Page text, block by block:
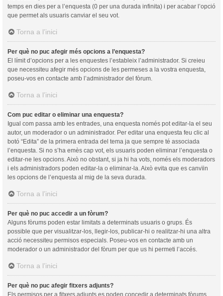
temps en dies per a l’enquesta (0 per una durada infinita) i per acabar l’opció
que permet als usuaris canviar el seu vot.
Torna a l’inici
Per què no puc afegir més opcions a l’enquesta?
El límit d’opcions per a les enquestes l’estableix l’administrador. Si creieu
que necessiteu afegir més opcions de les permeses a la vostra enquesta,
poseu-vos en contacte amb l’administrador del fòrum.
Torna a l’inici
Com puc editar o eliminar una enquesta?
Igual com passa amb les entrades, una enquesta només pot editar-la el seu
autor, un moderador o un administrador. Per editar una enquesta feu clic al
botó “Edita” de la primera entrada del tema ja que sempre té associada
l’enquesta. Si no s’ha emès cap vot, els usuaris poden eliminar l’enquesta o
editar-ne les opcions. Això no obstant, si ja hi ha vots, només els moderadors
i els administradors poden editar-la o eliminar-la. Això evita que es canvïin
les opcions de l’enquesta al mig de la seva durada.
Torna a l’inici
Per què no puc accedir a un fòrum?
Alguns fòrums poden estar limitats a determinats usuaris o grups. És
possible que per visualitzar-los, llegir-los, publicar-hi o realitzar-hi una altra
acció necessiteu permisos especials. Poseu-vos en contacte amb un
moderador o un administrador del fòrum per que us hi permeti l’accés.
Torna a l’inici
Per què no puc afegir fitxers adjunts?
Els permisos per a fitxers adjunts es poden concedir a determinats fòrums,